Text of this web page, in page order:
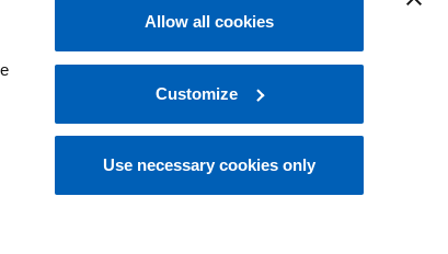
Allow all cookies
Customize
Use necessary cookies only